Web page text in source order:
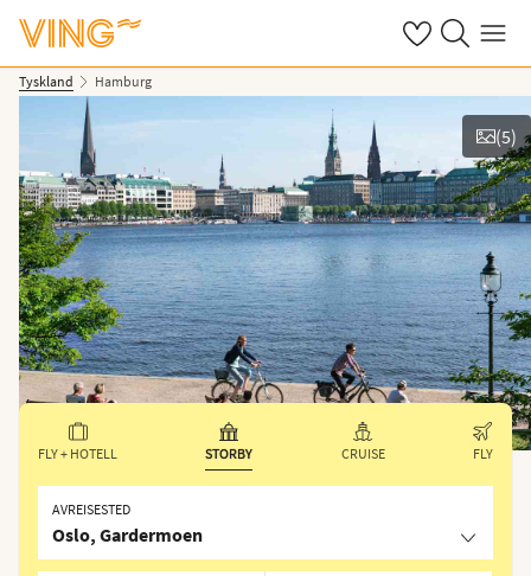
Se dine sparte
Søk påMeny
Tyskland Hamburg
Vis bilder
(5)
FLY + HOTELL STORBY CRUISE FLY
AVREISESTED
Oslo, Gardermoen